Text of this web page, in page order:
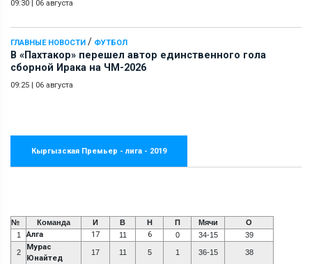
09:30 | 06 августа
ГЛАВНЫЕ НОВОСТИ / ФУТБОЛ
В «Пахтакор» перешел автор единственного гола
сборной Ирака на ЧМ-2026
09:25 | 06 августа
Кыргызская Премьер - лига - 2019
№ Команда И В Н П Мячи
О
1
Алга 17 11 6 0 34-15 39
2
Мурас
Юнайтед
17 11 5 1 36-15 38